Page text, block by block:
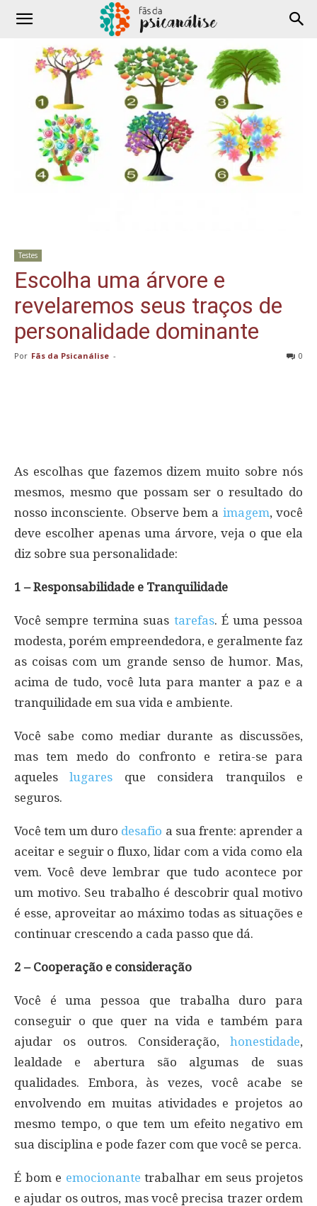
Testes
Escolha uma árvore e
revelaremos seus traços de
personalidade dominante
Por Fãs da Psicanálise - 0
As escolhas que fazemos dizem muito sobre nós
mesmos, mesmo que possam ser o resultado do
nosso inconsciente. Observe bem a imagem, você
deve escolher apenas uma árvore, veja o que ela
diz sobre sua personalidade:
1 – Responsabilidade e Tranquilidade
Você sempre termina suas tarefas. É uma pessoa
modesta, porém empreendedora, e geralmente faz
as coisas com um grande senso de humor. Mas,
acima de tudo, você luta para manter a paz e a
tranquilidade em sua vida e ambiente.
Você sabe como mediar durante as discussões,
mas tem medo do confronto e retira-se para
aqueleslugares que considera tranquilos e
seguros.
Você tem um duro desafio a sua frente: aprender a
aceitar e seguir o fluxo, lidar com a vida como ela
vem. Você deve lembrar que tudo acontece por
um motivo. Seu trabalho é descobrir qual motivo
é esse, aproveitar ao máximo todas as situações e
continuar crescendo a cada passo que dá.
2 – Cooperação e consideração
Você é uma pessoa que trabalha duro para
conseguir o que quer na vida e também para
ajudar os outros. Consideração, honestidade,
lealdade e abertura são algumas de suas
qualidades. Embora, às vezes, você acabe se
envolvendo em muitas atividades e projetos ao
mesmo tempo, o que tem um efeito negativo em
sua disciplina e pode fazer com que você se perca.
É bom e emocionante trabalhar em seus projetos
e ajudar os outros, mas você precisa trazer ordem